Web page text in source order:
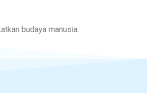
budaya manusia.